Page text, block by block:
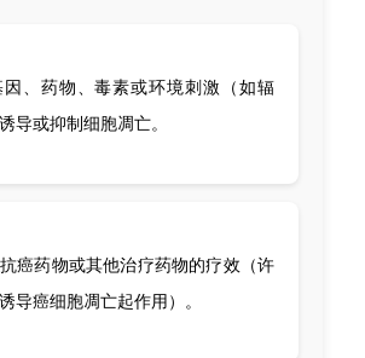
、药物、毒素或环境刺激（如辐
导或抑制细胞凋亡。
癌药物或其他治疗药物的疗效（许
导癌细胞凋亡起作用）。